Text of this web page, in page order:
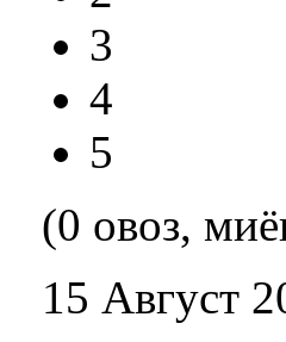
3
4
5
(0 овоз,
15 Август